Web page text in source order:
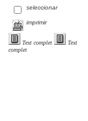
seleccionar
imprimir
Text complet
Text
complet